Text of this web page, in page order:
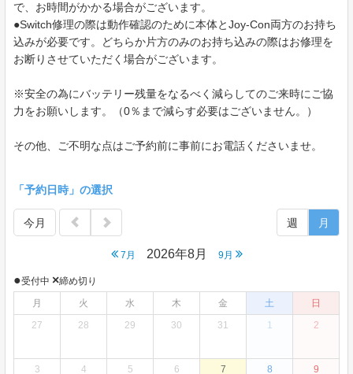
で、お時間がかかる場合がございます。
●Switch修理の際は動作確認のために本体とJoy-Con両方のお持ち
込みが必要です。どちらか片方のみのお持ち込みの際はお修理を
お断りさせていただく場合がございます。
※安全の為にバッテリー残量をなるべく減らしてのご来時にご協
力をお願いします。（0％まで減らす必要はございません。）
その他、ご不明な点はご予約前に事前にお電話くださいませ。
「予約日時」の選択
今月
7月 2026年8月 9月
週 月
●受付中 ×締め切り
月
火 水 木 金 土
日
27
28 29 30 31 1 2
3 4 5 6 7 8 9